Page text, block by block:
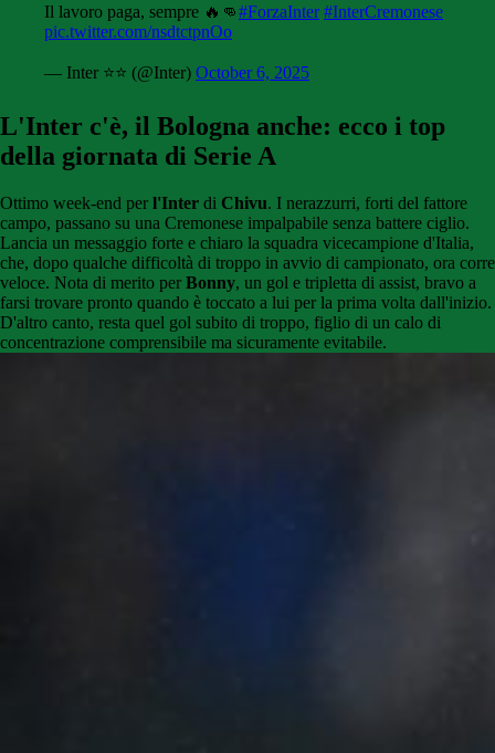
Il lavoro paga, sempre 🔥👊#ForzaInter #InterCremonese
pic.twitter.com/nsdtctpnOo
— Inter ⭐⭐ (@Inter) October 6, 2025
L'Inter c'è, il Bologna anche: ecco i top
della giornata di Serie A
Ottimo week-end per l'Inter di Chivu. I nerazzurri, forti del fattore
campo, passano su una Cremonese impalpabile senza battere ciglio.
Lancia un messaggio forte e chiaro la squadra vicecampione d'Italia,
che, dopo qualche difficoltà di troppo in avvio di campionato, ora corre
veloce. Nota di merito per Bonny, un gol e tripletta di assist, bravo a
farsi trovare pronto quando è toccato a lui per la prima volta dall'inizio.
D'altro canto, resta quel gol subito di troppo, figlio di un calo di
concentrazione comprensibile ma sicuramente evitabile.